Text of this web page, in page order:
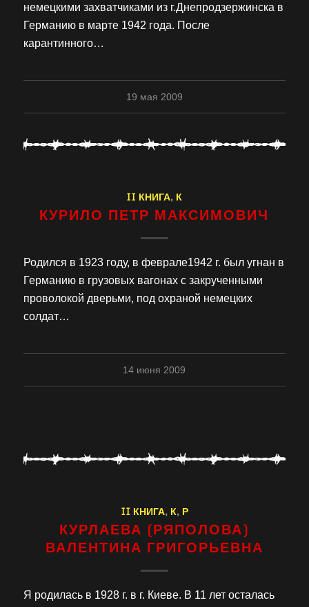
немецкими захватчиками из г.Днепродзержинска в
Германию в марте 1942 года. После
карантинного…
19 мая 2009
II КНИГА, К
КУРИЛО ПЕТР МАКСИМОВИЧ
Родился в 1923 году, в феврале1942 г. был угнан в
Германию в грузовых вагонах с закрученными
проволокой дверьми, под охраной немецких
солдат…
14 июня 2009
II КНИГА, К, Р
КУРЛАЕВА (РЯПОЛОВА)
ВАЛЕНТИНА ГРИГОРЬЕВНА
Я родилась в 1928 г. в г. Киеве. В 11 лет осталась